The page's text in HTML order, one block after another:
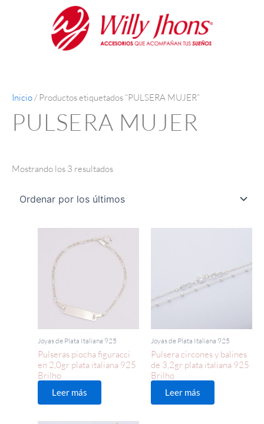
Inicio/ Productos etiquetados “PULSERA MUJER”
PULSERA MUJER
Mostrando los 3 resultados
por
los
últimos
Joyas de Plata Italiana 925
Pulseras piocha figuracci
en 2,0gr plata italiana 925
Brilho
Leer más
Joyas de Plata Italiana 925
Pulsera circones y balines
de 3,2gr plata italiana 925
Brilho
Leer más